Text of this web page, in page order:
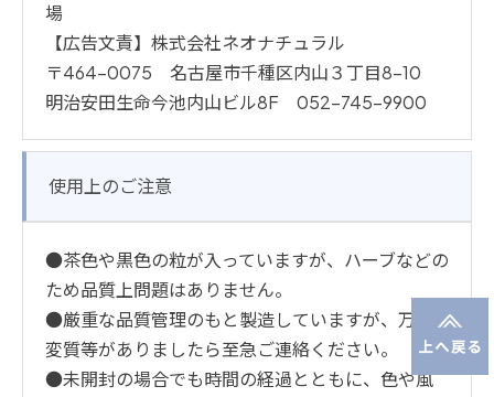
場
【広告文責】株式会社ネオナチュラル
〒464-0075 名古屋市千種区内山３丁目8-10
明治安田生命今池内山ビル8F 052-745-9900
使用上のご注意
●茶色や黒色の粒が入っていますが、ハーブなどの
ため品質上問題はありません。
●厳重な品質管理のもと製造していますが、万一
変質等がありましたら至急ご連絡ください。
●未開封の場合でも時間の経過とともに、色や風